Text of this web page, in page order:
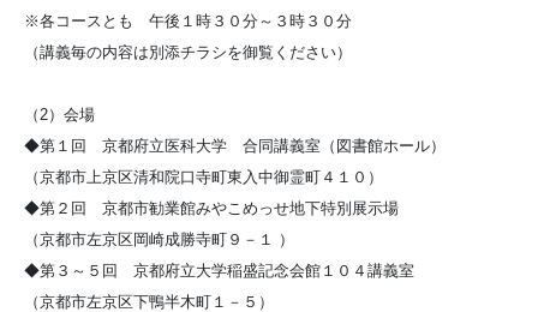
※各コースとも 午後１時３０分～３時３０分
（講義毎の内容は別添チラシを御覧ください）
（2）会場
◆第１回 京都府立医科大学 合同講義室（図書館ホール）
（京都市上京区清和院口寺町東入中御霊町４１０）
◆第２回 京都市勧業館みやこめっせ地下特別展示場
（京都市左京区岡崎成勝寺町９－１ ）
◆第３～５回 京都府立大学稲盛記念会館１０４講義室
（京都市左京区下鴨半木町１－５）